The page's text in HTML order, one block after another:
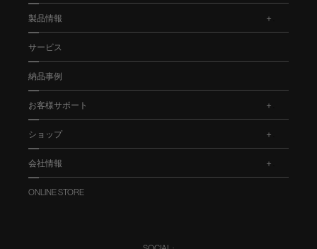
製品情報
サービス
納品事例
お客様サポート
ショップ
会社情報
ONLINE STORE